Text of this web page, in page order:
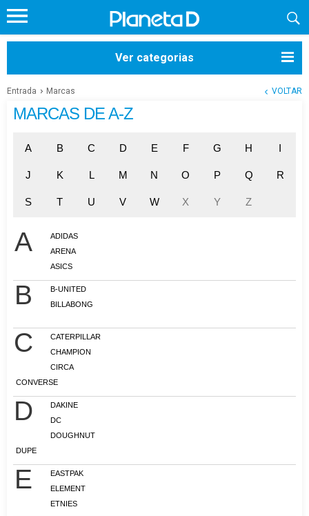
Ver categorias
Entrada Marcas VOLTAR
MARCAS DE A-Z
A B C D E F G H I
J K L M N O P Q R
S T U V W X Y Z
A
ADIDAS
ARENA
ASICS
B
B-UNITED
BILLABONG
C
CATERPILLAR
CHAMPION
CIRCA
CONVERSE
D
DAKINE
DC
DOUGHNUT
DUPE
E
EASTPAK
ELEMENT
ETNIES